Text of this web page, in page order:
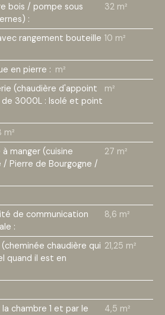
bois / pompe sous
:
32 m²
rangement bouteille 10 m²
en pierre : m²
(chaudière d'appoint
3000L : Isolé et point
m²
m²
à manger (cuisine
Pierre de Bourgogne /
27 m²
de communication
:
8,6 m²
chaudière qui
quand il est en
21,25 m²
chambre 1 et par le
4,5 m²